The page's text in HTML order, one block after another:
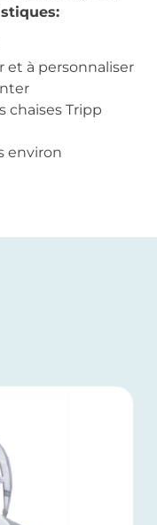
et à personnaliser
chaises Tripp
environ